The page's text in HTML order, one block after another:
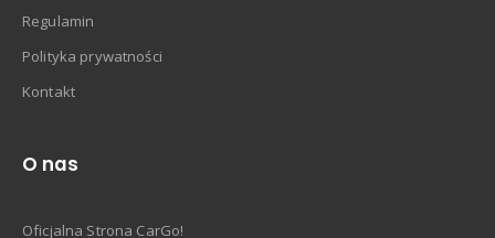
Regulamin
Polityka prywatności
Kontakt
O nas
Oficjalna Strona CarGo!